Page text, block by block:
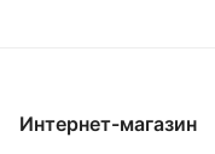
Интернет-магазин